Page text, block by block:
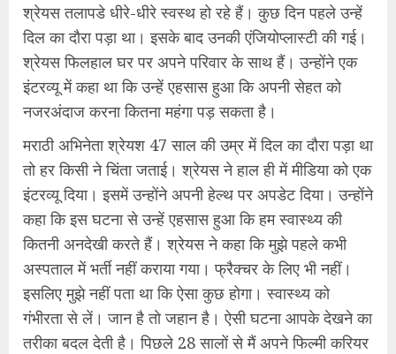
श्रेयस तलापडे धीरे-धीरे स्वस्थ हो रहे हैं। कुछ दिन पहले उन्हें
दिल का दौरा पड़ा था। इसके बाद उनकी एंजियोप्लास्टी की गई।
श्रेयस फिलहाल घर पर अपने परिवार के साथ हैं। उन्होंने एक
इंटरव्यू में कहा था कि उन्हें एहसास हुआ कि अपनी सेहत को
नजरअंदाज करना कितना महंगा पड़ सकता है।
मराठी अभिनेता श्रेयश 47 साल की उम्र में दिल का दौरा पड़ा था
तो हर किसी ने चिंता जताई। श्रेयस ने हाल ही में मीडिया को एक
इंटरव्यू दिया। इसमें उन्होंने अपनी हेल्थ पर अपडेट दिया। उन्होंने
कहा कि इस घटना से उन्हें एहसास हुआ कि हम स्वास्थ्य की
कितनी अनदेखी करते हैं। श्रेयस ने कहा कि मुझे पहले कभी
अस्पताल में भर्ती नहीं कराया गया। फ्रैक्चर के लिए भी नहीं।
इसलिए मुझे नहीं पता था कि ऐसा कुछ होगा। स्वास्थ्य को
गंभीरता से लें। जान है तो जहान है। ऐसी घटना आपके देखने का
तरीका बदल देती है। पिछले 28 सालों से मैं अपने फिल्मी करियर